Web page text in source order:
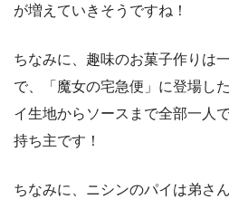
が増えていきそうですね！
ちなみに、趣味のお菓子作りは
で、「魔女の宅急便」に登場し
イ生地からソースまで全部一人
持ち主です！
ちなみに、ニシンのパイは弟さ